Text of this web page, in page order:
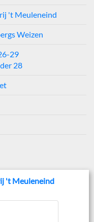
't Meuleneind
Weizen
29
28
't Meuleneind